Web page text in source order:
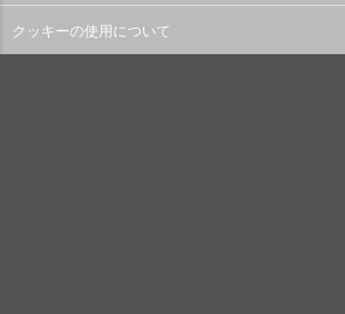
クッキーの使用について